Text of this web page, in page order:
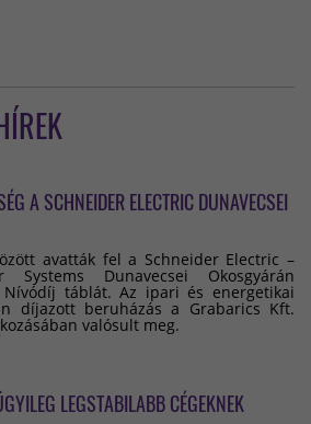
A SCHNEIDER ELECTRIC DUNAVECSEI
avatták fel a Schneider Electric –
Dunavecsei Okosgyárán
táblát. Az ipari és energetikai
díjazott beruházás a Grabarics Kft.
valósult meg.
LEGSTABILABB CÉGEKNEK